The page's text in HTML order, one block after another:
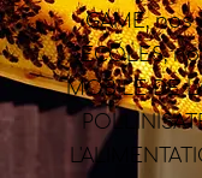
GAME, nos
ÉCOLES,
MOBILE DE